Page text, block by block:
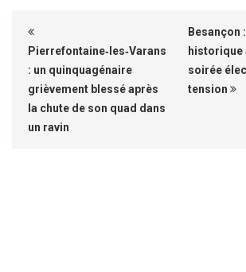
Pierrefontaine‑les‑Varans
: un quinquagénaire
grièvement blessé après
la chute de son quad dans
un ravin
Besançon
historique
soirée
tension